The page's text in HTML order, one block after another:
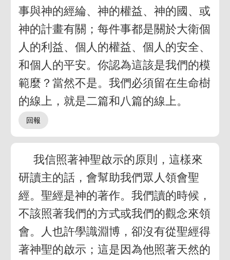
事與神的經綸、神的權益、神的國、或
神的計畫有關；每件事都是關於大衛個
人的利益、個人的權益、個人的安全、
和個人的平安。你認為這該是我們的模
範麼？當然不是。我們必須留在生命樹
的線上，就是二篇和八篇的線上。
我信照著神聖啟示的原則，這樣來
研讀主的話，會幫助我們眾人領會聖
經。聖經是神的著作。我們讀的時候，
不該照著我們的方式或我們的觀念來領
會。人也許學識淵博，卻沒有從聖經得
著神聖的啟示；這是因為他照著天然的